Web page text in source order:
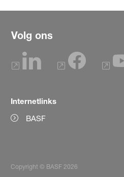
Volg ons
Internetlinks
BASF
Copyright © BASF 2026